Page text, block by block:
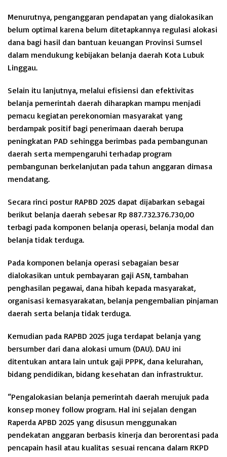
Menurutnya, penganggaran pendapatan yang dialokasikan
belum optimal karena belum ditetapkannya regulasi alokasi
dana bagi hasil dan bantuan keuangan Provinsi Sumsel
dalam mendukung kebijakan belanja daerah Kota Lubuk
Linggau.
Selain itu lanjutnya, melalui efisiensi dan efektivitas
belanja pemerintah daerah diharapkan mampu menjadi
pemacu kegiatan perekonomian masyarakat yang
berdampak positif bagi penerimaan daerah berupa
peningkatan PAD sehingga berimbas pada pembangunan
daerah serta mempengaruhi terhadap program
pembangunan berkelanjutan pada tahun anggaran dimasa
mendatang.
Secara rinci postur RAPBD 2025 dapat dijabarkan sebagai
berikut belanja daerah sebesar Rp 887.732.376.730,00
terbagi pada komponen belanja operasi, belanja modal dan
belanja tidak terduga.
Pada komponen belanja operasi sebagaian besar
dialokasikan untuk pembayaran gaji ASN, tambahan
penghasilan pegawai, dana hibah kepada masyarakat,
organisasi kemasyarakatan, belanja pengembalian pinjaman
daerah serta belanja tidak terduga.
Kemudian pada RAPBD 2025 juga terdapat belanja yang
bersumber dari dana alokasi umum (DAU). DAU ini
ditentukan antara lain untuk gaji PPPK, dana kelurahan,
bidang pendidikan, bidang kesehatan dan infrastruktur.
“Pengalokasian belanja pemerintah daerah merujuk pada
konsep money follow program. Hal ini sejalan dengan
Raperda APBD 2025 yang disusun menggunakan
pendekatan anggaran berbasis kinerja dan berorentasi pada
pencapain hasil atau kualitas sesuai rencana dalam RKPD